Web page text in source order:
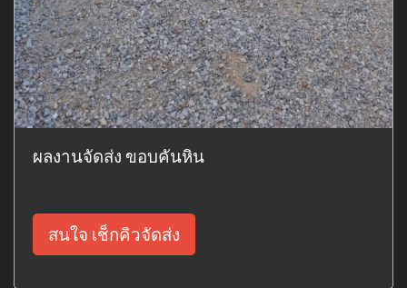
ผลงานจัดส่ง ขอบคันหิน
สนใจ เช็กคิวจัดส่ง